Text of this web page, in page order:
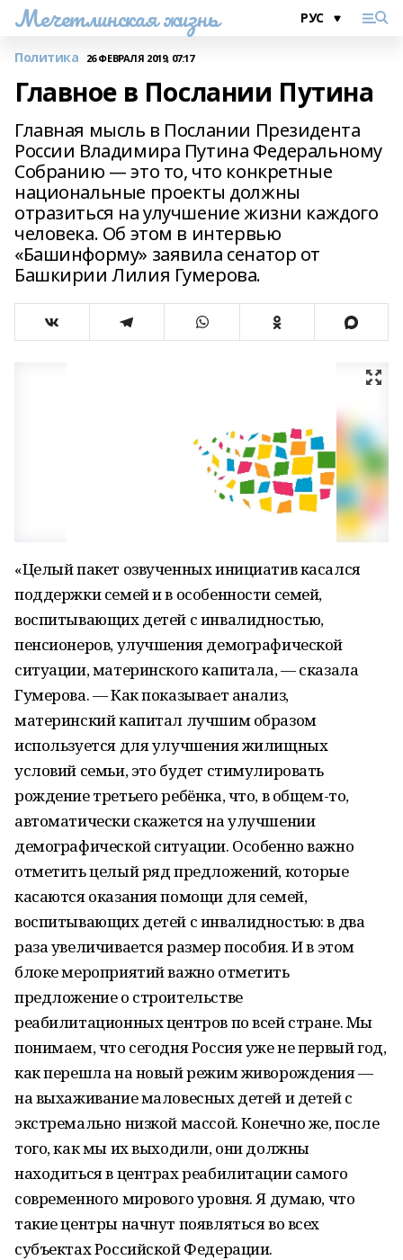
Мечетлинская жизнь
Политика 26 ФЕВРАЛЯ 2019, 07:17
Главное в Послании Путина
Главная мысль в Послании Президента
России Владимира Путина Федеральному
Собранию — это то, что конкретные
национальные проекты должны
отразиться на улучшение жизни каждого
человека. Об этом в интервью
«Башинформу» заявила сенатор от
Башкирии Лилия Гумерова.
«Целый пакет озвученных инициатив касался
поддержки семей и в особенности семей,
воспитывающих детей с инвалидностью,
пенсионеров, улучшения демографической
ситуации, материнского капитала, — сказала
Гумерова. — Как показывает анализ,
материнский капитал лучшим образом
используется для улучшения жилищных
условий семьи, это будет стимулировать
рождение третьего ребёнка, что, в общем-то,
автоматически скажется на улучшении
демографической ситуации. Особенно важно
отметить целый ряд предложений, которые
касаются оказания помощи для семей,
воспитывающих детей с инвалидностью: в два
раза увеличивается размер пособия. И в этом
блоке мероприятий важно отметить
предложение о строительстве
реабилитационных центров по всей стране. Мы
понимаем, что сегодня Россия уже не первый год,
как перешла на новый режим живорождения —
на выхаживание маловесных детей и детей с
экстремально низкой массой. Конечно же, после
того, как мы их выходили, они должны
находиться в центрах реабилитации самого
современного мирового уровня. Я думаю, что
такие центры начнут появляться во всех
субъектах Российской Федерации.